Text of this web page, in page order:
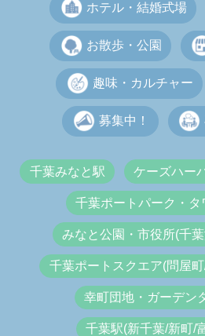
ホテル・結婚式場
お散歩・公園
趣味・カルチャー
募集中！
千葉みなと駅 ケーズハー
千葉ポートパーク・タ
みなと公園・市役所(千
千葉ポートスクエア(問屋
幸町団地・ガーデン
千葉駅(新千葉/新町/